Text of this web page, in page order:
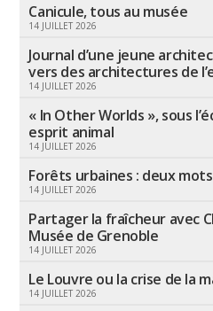
Canicule, tous au musée
14 JUILLET 2026
Journal d’une jeune
vers des architectures de
14 JUILLET 2026
« In Other Worlds », sous
esprit animal
14 JUILLET 2026
Forêts urbaines : deux
14 JUILLET 2026
Partager la fraîcheur avec
Musée de Grenoble
14 JUILLET 2026
Le Louvre ou la crise de la
14 JUILLET 2026